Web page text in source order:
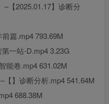
【2025.01.17】诊断分
篇.mp4 793.69M
一站-D.mp4 3.23G
能卷.mp4 631.02M
【】诊断分析.mp4 541.64M
688.38M